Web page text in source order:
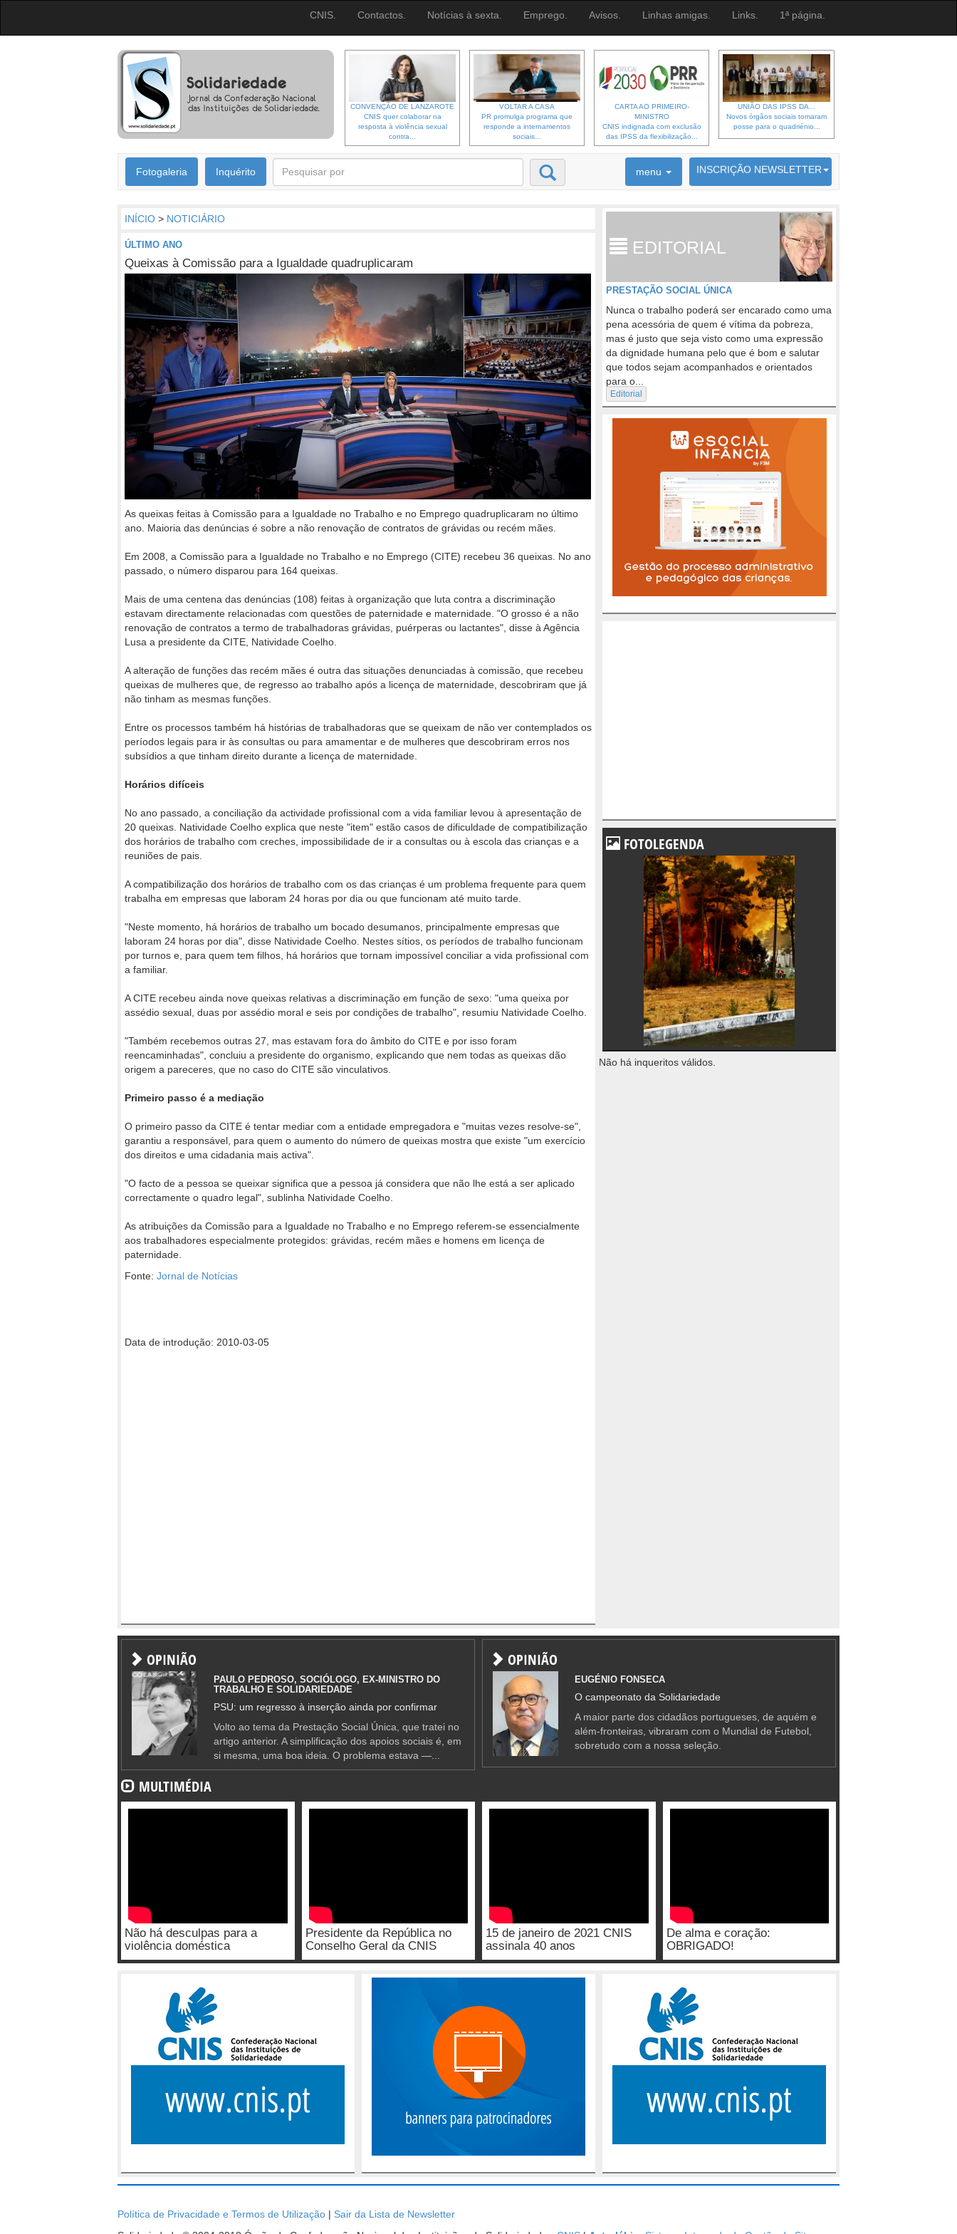
CNIS. Contactos. Notícias à sexta. Emprego. Avisos. Linhas amigas. Links. 1ª página.
CONVENÇÃO DE LANZAROTE
CNIS quer colaborar na
resposta à violência sexual
contra...
VOLTAR A CASA
PR promulga programa que
responde a internamentos
sociais...
CARTA AO PRIMEIRO-
MINISTRO
CNIS indignada com exclusão
das IPSS da flexibilização...
UNIÃO DAS IPSS DA...
Novos órgãos sociais tomaram
posse para o quadriénio...
Fotogaleria Inquérito menu INSCRIÇÃO NEWSLETTER
6692 membros inscritos
INÍCIO > NOTICIÁRIO
ÚLTIMO ANO
Queixas à Comissão para a Igualdade quadruplicaram
As queixas feitas à Comissão para a Igualdade no Trabalho e no Emprego quadruplicaram no último
ano. Maioria das denúncias é sobre a não renovação de contratos de grávidas ou recém mães.
Em 2008, a Comissão para a Igualdade no Trabalho e no Emprego (CITE) recebeu 36 queixas. No ano
passado, o número disparou para 164 queixas.
Mais de uma centena das denúncias (108) feitas à organização que luta contra a discriminação
estavam directamente relacionadas com questões de paternidade e maternidade. "O grosso é a não
renovação de contratos a termo de trabalhadoras grávidas, puérperas ou lactantes", disse à Agência
Lusa a presidente da CITE, Natividade Coelho.
A alteração de funções das recém mães é outra das situações denunciadas à comissão, que recebeu
queixas de mulheres que, de regresso ao trabalho após a licença de maternidade, descobriram que já
não tinham as mesmas funções.
Entre os processos também há histórias de trabalhadoras que se queixam de não ver contemplados os
períodos legais para ir às consultas ou para amamentar e de mulheres que descobriram erros nos
subsídios a que tinham direito durante a licença de maternidade.
Horários difíceis
No ano passado, a conciliação da actividade profissional com a vida familiar levou à apresentação de
20 queixas. Natividade Coelho explica que neste "item" estão casos de dificuldade de compatibilização
dos horários de trabalho com creches, impossibilidade de ir a consultas ou à escola das crianças e a
reuniões de pais.
A compatibilização dos horários de trabalho com os das crianças é um problema frequente para quem
trabalha em empresas que laboram 24 horas por dia ou que funcionam até muito tarde.
"Neste momento, há horários de trabalho um bocado desumanos, principalmente empresas que
laboram 24 horas por dia", disse Natividade Coelho. Nestes sítios, os períodos de trabalho funcionam
por turnos e, para quem tem filhos, há horários que tornam impossível conciliar a vida profissional com
a familiar.
A CITE recebeu ainda nove queixas relativas a discriminação em função de sexo: "uma queixa por
assédio sexual, duas por assédio moral e seis por condições de trabalho", resumiu Natividade Coelho.
"Também recebemos outras 27, mas estavam fora do âmbito do CITE e por isso foram
reencaminhadas", concluiu a presidente do organismo, explicando que nem todas as queixas dão
origem a pareceres, que no caso do CITE são vinculativos.
Primeiro passo é a mediação
O primeiro passo da CITE é tentar mediar com a entidade empregadora e "muitas vezes resolve-se",
garantiu a responsável, para quem o aumento do número de queixas mostra que existe "um exercício
dos direitos e uma cidadania mais activa".
"O facto de a pessoa se queixar significa que a pessoa já considera que não lhe está a ser aplicado
correctamente o quadro legal", sublinha Natividade Coelho.
As atribuições da Comissão para a Igualdade no Trabalho e no Emprego referem-se essencialmente
aos trabalhadores especialmente protegidos: grávidas, recém mães e homens em licença de
paternidade.
Fonte: Jornal de Notícias
Data de introdução: 2010-03-05
EDITORIAL
PRESTAÇÃO SOCIAL ÚNICA
Nunca o trabalho poderá ser encarado como uma
pena acessória de quem é vítima da pobreza,
mas é justo que seja visto como uma expressão
da dignidade humana pelo que é bom e salutar
que todos sejam acompanhados e orientados
para o...
Editorial
FOTOLEGENDA
Não há inqueritos válidos.
OPINIÃO
PAULO PEDROSO, SOCIÓLOGO, EX-MINISTRO DO
TRABALHO E SOLIDARIEDADE
PSU: um regresso à inserção ainda por confirmar
Volto ao tema da Prestação Social Única, que tratei no
artigo anterior. A simplificação dos apoios sociais é, em
si mesma, uma boa ideia. O problema estava —...
OPINIÃO
EUGÉNIO FONSECA
O campeonato da Solidariedade
A maior parte dos cidadãos portugueses, de aquém e
além-fronteiras, vibraram com o Mundial de Futebol,
sobretudo com a nossa seleção.
MULTIMÉDIA
Não há desculpas para a
violência doméstica
Presidente da República no
Conselho Geral da CNIS
15 de janeiro de 2021 CNIS
assinala 40 anos
De alma e coração:
OBRIGADO!
Política de Privacidade e Termos de Utilização | Sair da Lista de Newsletter